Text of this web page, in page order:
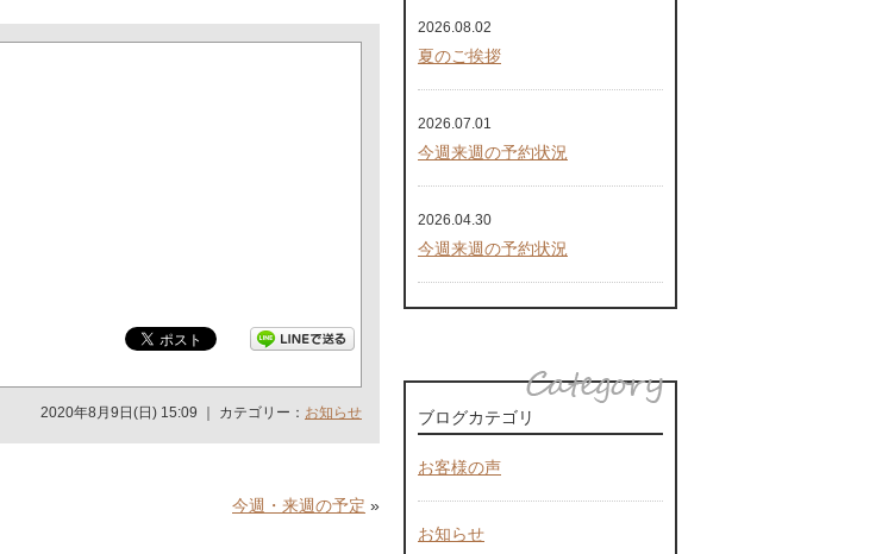
2020年8月9日(日) 15:09 ｜ カテゴリー： お知らせ
今週・来週の予定 »
2026.08.02
夏のご挨拶
2026.07.01
今週来週の予約状況
2026.04.30
今週来週の予約状況
ブログカテゴリ
お客様の声
お知らせ